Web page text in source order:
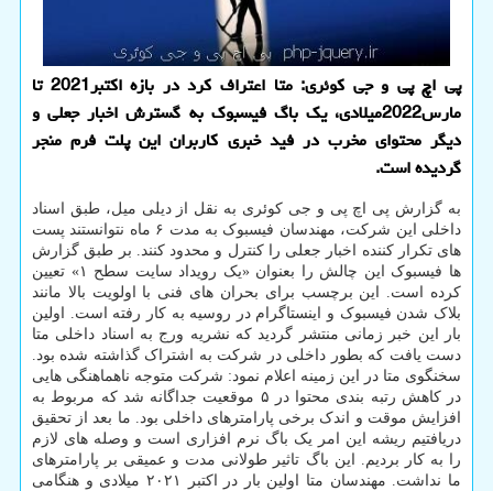
پی اچ پی و جی کوئری: متا اعتراف کرد در بازه اکتبر2021 تا
مارس2022میلادی، یک باگ فیسبوک به گسترش اخبار جعلی و
دیگر محتوای مخرب در فید خبری کاربران این پلت فرم منجر
گردیده است.
به گزارش پی اچ پی و جی کوئری به نقل از دیلی میل، طبق اسناد
داخلی این شرکت، مهندسان فیسبوک به مدت ۶ ماه نتوانستند پست
های تکرار کننده اخبار جعلی را کنترل و محدود کنند. بر طبق گزارش
ها فیسبوک این چالش را بعنوان «یک رویداد سایت سطح ۱» تعیین
کرده است. این برچسب برای بحران های فنی با اولویت بالا مانند
بلاک شدن فیسبوک و اینستاگرام در روسیه به کار رفته است. اولین
بار این خبر زمانی منتشر گردید که نشریه ورج به اسناد داخلی متا
دست یافت که بطور داخلی در شرکت به اشتراک گذاشته شده بود.
سخنگوی متا در این زمینه اعلام نمود: شرکت متوجه ناهماهنگی هایی
در کاهش رتبه بندی محتوا در ۵ موقعیت جداگانه شد که مربوط به
افزایش موقت و اندک برخی پارامترهای داخلی بود. ما بعد از تحقیق
دریافتیم ریشه این امر یک باگ نرم افزاری است و وصله های لازم
را به کار بردیم. این باگ تاثیر طولانی مدت و عمیقی بر پارامترهای
ما نداشت. مهندسان متا اولین بار در اکتبر ۲۰۲۱ میلادی و هنگامی